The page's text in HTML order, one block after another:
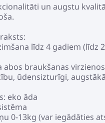
un augstu
līdz 4 gadiem (līdz
abos braukšanas virzienos
ūdensizturīgi,
eko āda
0-13kg (var iegādāties